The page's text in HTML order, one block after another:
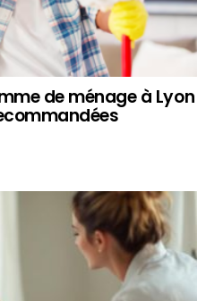
de ménage à Lyon